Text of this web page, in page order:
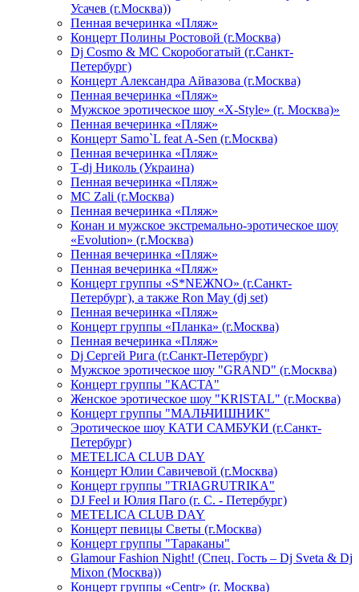
Усачев (г.Москва))
Пенная вечеринка «Пляж»
Концерт Полины Ростовой (г.Москва)
Dj Cosmo & МС Скоробогатый (г.Санкт-
Петербург)
Концерт Александра Айвазова (г.Москва)
Пенная вечеринка «Пляж»
Мужское эротическое шоу «X-Style» (г. Москва)»
Пенная вечеринка «Пляж»
Концерт Samo`L feat A-Sen (г.Москва)
Пенная вечеринка «Пляж»
Т-dj Николь (Украина)
Пенная вечеринка «Пляж»
МС Zali (г.Москва)
Пенная вечеринка «Пляж»
Конан и мужское экстремально-эротическое шоу
«Evolution» (г.Москва)
Пенная вечеринка «Пляж»
Пенная вечеринка «Пляж»
Концерт группы «S*NEЖNO» (г.Санкт-
Петербург), а также Ron May (dj set)
Пенная вечеринка «Пляж»
Концерт группы «Планка» (г.Москва)
Пенная вечеринка «Пляж»
Dj Сергей Рига (г.Санкт-Петербург)
Мужское эротическое шоу "GRAND" (г.Москва)
Концерт группы "КАСТА"
Женское эротическое шоу "KRISTAL" (г.Москва)
Концерт группы "МАЛЬЧИШНИК"
Эротическое шоу КАТИ САМБУКИ (г.Санкт-
Петербург)
METELICA CLUB DAY
Концерт Юлии Савичевой (г.Москва)
Концерт группы "TRIAGRUTRIKA"
DJ Feel и Юлия Паго (г. С. - Петербург)
METELICA CLUB DAY
Концерт певицы Светы (г.Москва)
Концерт группы "Тараканы"
Glamour Fashion Night! (Спец. Гость – Dj Sveta & Dj
Mixon (Москва))
Концерт группы «Centr» (г. Москва)